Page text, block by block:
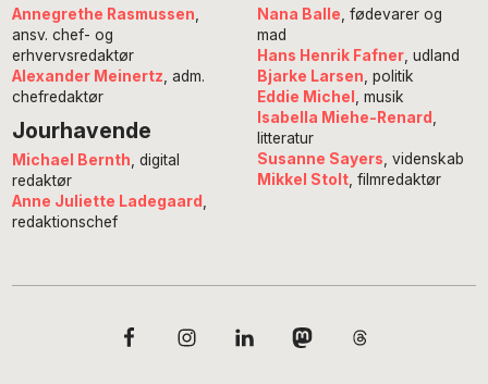
Annegrethe Rasmussen,
ansv. chef- og
erhvervsredaktør
Alexander Meinertz, adm.
chefredaktør
Jourhavende
Michael Bernth , digital
redaktør
Anne Juliette Ladegaard
redaktionschef
Nana Balle, fødevarer og
mad
Hans Henrik Fafner, udland
Bjarke Larsen, politik
Eddie Michel , musik
Isabella Miehe-Renard ,
litteratur
Susanne Sayers, videnskab
Mikkel Stolt, filmredaktør